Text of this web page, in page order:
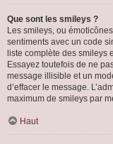
Que sont les smileys ?
Les smileys, ou
sentiments avec un code
liste complète des smileys
Essayez toutefois de ne
message illisible et un
d’effacer le message.
maximum de smileys par
Haut